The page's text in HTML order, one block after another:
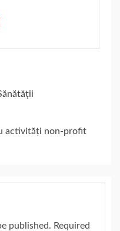
activități non-profit
published. Required